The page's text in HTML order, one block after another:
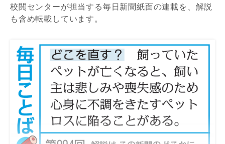
校閲センターが担当する毎日新聞紙面の連載を、解説
も含め転載しています。